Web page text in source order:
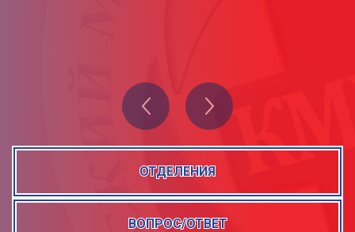
ОТДЕЛЕНИЯ
ВОПРОС/ОТВЕТ